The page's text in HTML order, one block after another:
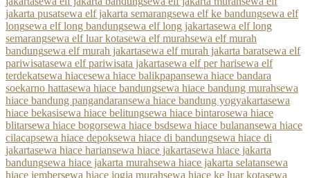
jakarta pusatsewa elf jakarta semarangsewa elf ke bandungsewa elf
longsewa elf long bandungsewa elf long jakartasewa elf long
semarangsewa elf luar kotasewa elf murahsewa elf murah
bandungsewa elf murah jakartasewa elf murah jakarta baratsewa elf
pariwisatasewa elf pariwisata jakartasewa elf per harisewa elf
terdekatsewa hiacesewa hiace balikpapansewa hiace bandara
soekarno hattasewa hiace bandungsewa hiace bandung murahsewa
hiace bandung pangandaransewa hiace bandung yogyakartasewa
hiace bekasisewa hiace belitungsewa hiace bintarosewa hiace
blitarsewa hiace bogorsewa hiace bsdsewa hiace bulanansewa hiace
cilacapsewa hiace depoksewa hiace di bandungsewa hiace di
jakartasewa hiace hariansewa hiace jakartasewa hiace jakarta
bandungsewa hiace jakarta murahsewa hiace jakarta selatansewa
hiace jembersewa hiace jogja murahsewa hiace ke luar kotasewa